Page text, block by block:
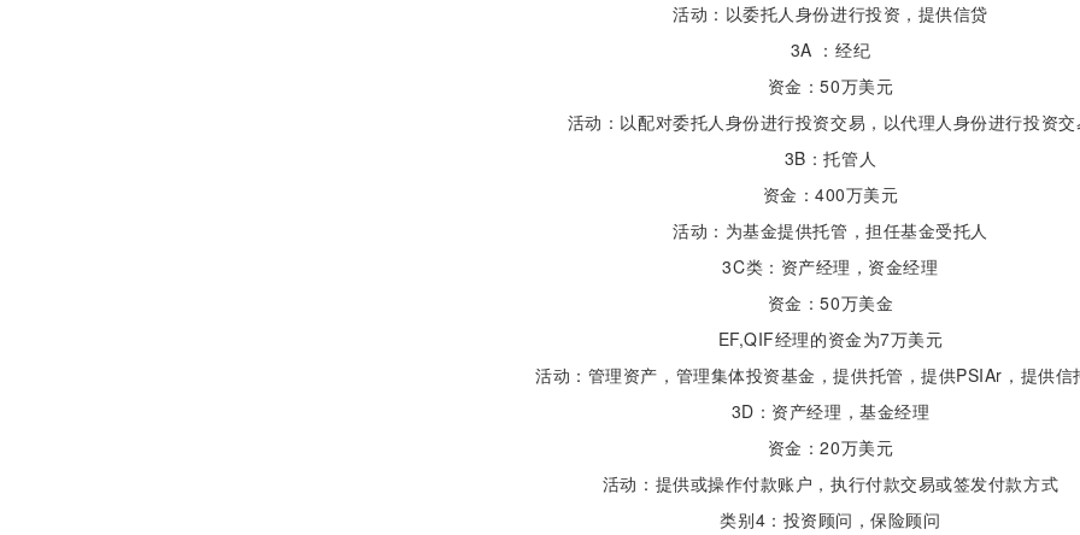
活动：以委托人身份进行投资，提供信贷
3A ：经纪
资金：50万美元
活动：以配对委托人身份进行投资交易，以代理人身份进行投资交
3B：托管人
资金：400万美元
活动：为基金提供托管，担任基金受托人
3C类：资产经理，资金经理
资金：50万美金
EF,QIF经理的资金为7万美元
活动：管理资产，管理集体投资基金，提供托管，提供PSIAr，提供信
3D：资产经理，基金经理
资金：20万美元
活动：提供或操作付款账户，执行付款交易或签发付款方式
类别4：投资顾问，保险顾问